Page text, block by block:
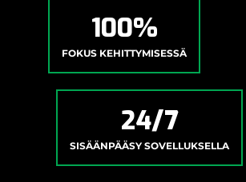
100%
FOKUS KEHITTYMISESSÄ
24/7
SISÄÄNPÄÄSY SOVELLUKSELLA